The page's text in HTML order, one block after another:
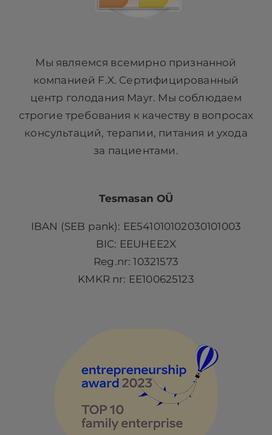
Мы являемся всемирно признанной
компанией F.X. Сертифицированный
центр голодания Mayr. Мы соблюдаем
строгие требования к качеству в вопросах
консультаций, терапии, питания и ухода
за пациентами.
Tesmasan OÜ
IBAN (SEB pank): EE541010102030101003
BIC: EEUHEE2X
Reg.nr: 10321573
KMKR nr: EE100625123